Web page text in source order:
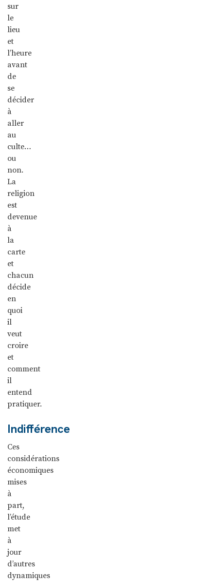
sur
le
lieu
et
l’heure
avant
de
se
décider
à
aller
au
culte…
ou
non.
La
religion
est
devenue
à
la
carte
et
chacun
décide
en
quoi
il
veut
croire
et
comment
il
entend
pratiquer.
Indifférence
Ces
considérations
économiques
mises
à
part,
l’étude
met
à
jour
d’autres
dynamiques